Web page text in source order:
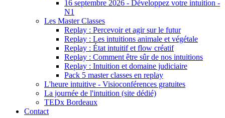
16 septembre 2026 - Développez votre intuition -
N1
Les Master Classes
Replay : Percevoir et agir sur le futur
Replay : Les intuitions animale et végétale
Replay : État intuitif et flow créatif
Replay : Comment être sûr de nos intuitions
Replay : Intuition et domaine judiciaire
Pack 5 master classes en replay
L'heure intuitive - Visioconférences gratuites
La journée de l'intuition (site dédié)
TEDx Bordeaux
Contact